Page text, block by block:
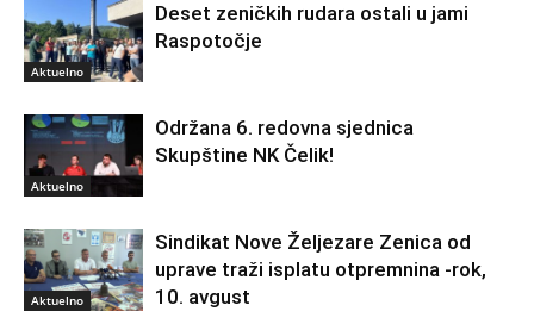
Aktuelno
Deset zeničkih rudara ostali u jami
Raspotočje
Aktuelno
Održana 6. redovna sjednica
Skupštine NK Čelik!
Aktuelno
Sindikat Nove Željezare Zenica od
uprave traži isplatu otpremnina -rok,
10. avgust